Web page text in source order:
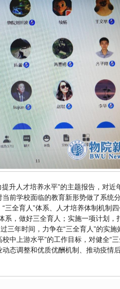
升人才培养水平”的主题报告，对近
前学校面临的教育新形势做了系统
全育人”体系、人才培养体制机制
，做好三全育人；实施一项计划，
三年时间，力争在“三全育人”的实
中上游水平”的工作目标，对健全“三
态调整和优质优酬机制、推动疫情